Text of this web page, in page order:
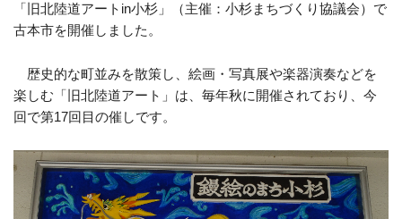
「旧北陸道アートin小杉」（主催：小杉まちづくり協議会）で
古本市を開催しました。
歴史的な町並みを散策し、絵画・写真展や楽器演奏などを
楽しむ「旧北陸道アート」は、毎年秋に開催されており、今
回で第17回目の催しです。